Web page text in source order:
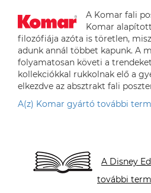
A Komar fali
Komar
filozófiája azóta is töretlen,
adunk annál többet kapunk. A
folyamatosan követi a
kollekciókkal rukkolnak elő a
elkezdve az absztrakt fali
A(z) Komar gyártó további
A Disney
további